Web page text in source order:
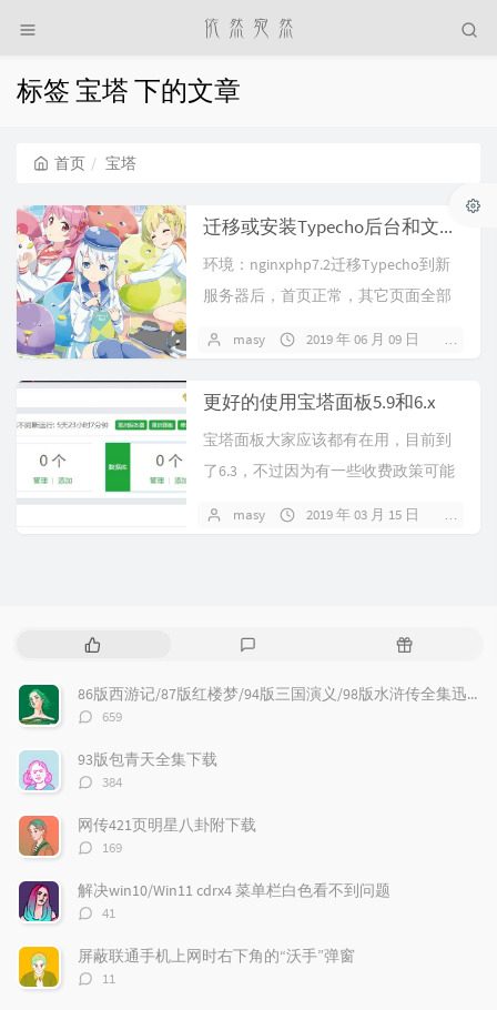
标签 宝塔 下的文章
首页 宝塔
迁移或安装Typecho后台和文章404，wordpress转typecho后文章没有作者
环境：nginxphp7.2迁移Typecho到新
服务器后，首页正常，其它页面全部
masy 2019 年 06 月 09 日
更好的使用宝塔面板5.9和6.x
宝塔面板大家应该都有在用，目前到
了6.3，不过因为有一些收费政策可能
masy 2019 年 03 月 15 日
热
文
章
评
论
随
文
章
86版西游记/87版红楼梦/94版三国演义/98版水浒传全集迅雷下载
评
数：
659
93版包青天全集下载
评
数：
384
网传421页明星八卦附下载
评
数：
169
解决win10/Win11 cdrx4 菜单栏白色看不到问题
评
数：
41
屏蔽联通手机上网时右下角的“沃手”弹窗
评
11